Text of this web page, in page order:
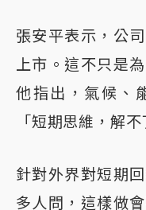
張安平表示，公
上市。這不只是
他指出，氣候、
「短期思維，解
針對外界對短期
多人問，這樣做